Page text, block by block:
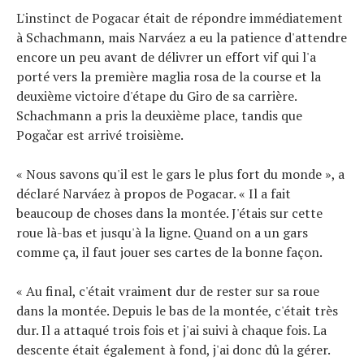
L'instinct de Pogacar était de répondre immédiatement
à Schachmann, mais Narváez a eu la patience d'attendre
encore un peu avant de délivrer un effort vif qui l'a
porté vers la première maglia rosa de la course et la
deuxième victoire d'étape du Giro de sa carrière.
Schachmann a pris la deuxième place, tandis que
Pogačar est arrivé troisième.
« Nous savons qu'il est le gars le plus fort du monde », a
déclaré Narváez à propos de Pogacar. « Il a fait
beaucoup de choses dans la montée. J'étais sur cette
roue là-bas et jusqu'à la ligne. Quand on a un gars
comme ça, il faut jouer ses cartes de la bonne façon.
« Au final, c'était vraiment dur de rester sur sa roue
dans la montée. Depuis le bas de la montée, c'était très
dur. Il a attaqué trois fois et j'ai suivi à chaque fois. La
descente était également à fond, j'ai donc dû la gérer.